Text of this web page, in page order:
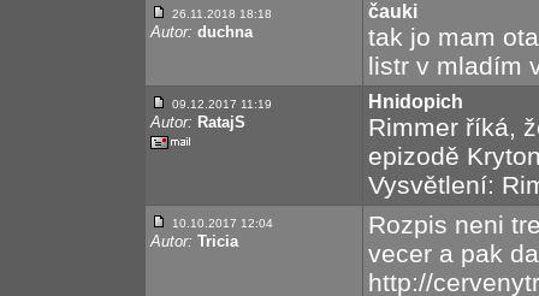
26.11.2018 18:18
Autor: duchna
čauki
tak jo mam
listr v mladím
09.12.2017 11:19
Autor: RatajS
Hnidopich
Rimmer říká,
epizodě
Vysvětlení:
10.10.2017 12:04
Autor: Tricia
Rozpis neni
vecer a pak
http://